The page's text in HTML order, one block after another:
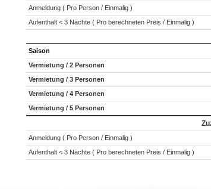
Anmeldung ( Pro Person / Einmalig )
Aufenthalt < 3 Nächte ( Pro berechneten Preis / Einmalig )
Saison
Vermietung / 2 Personen
Vermietung / 3 Personen
Vermietung / 4 Personen
Vermietung / 5 Personen
Anmeldung ( Pro Person / Einmalig )
Aufenthalt < 3 Nächte ( Pro berechneten Preis / Einmalig )